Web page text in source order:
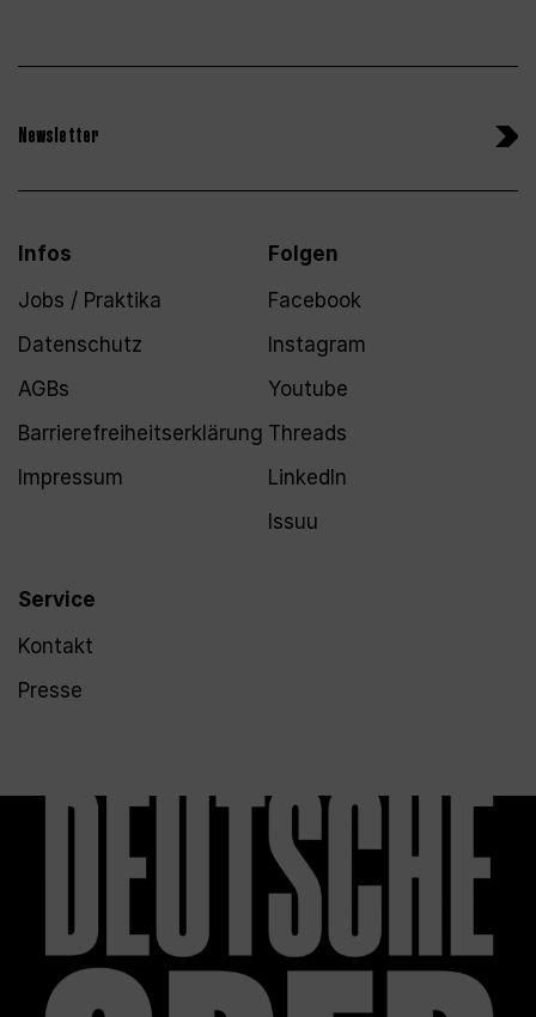
Newsletter
Infos
Jobs / Praktika
Datenschutz
AGBs
Barrierefreiheitserklärung
Impressum
Service
Kontakt
Presse
Folgen
Facebook
Instagram
Youtube
Threads
LinkedIn
Issuu